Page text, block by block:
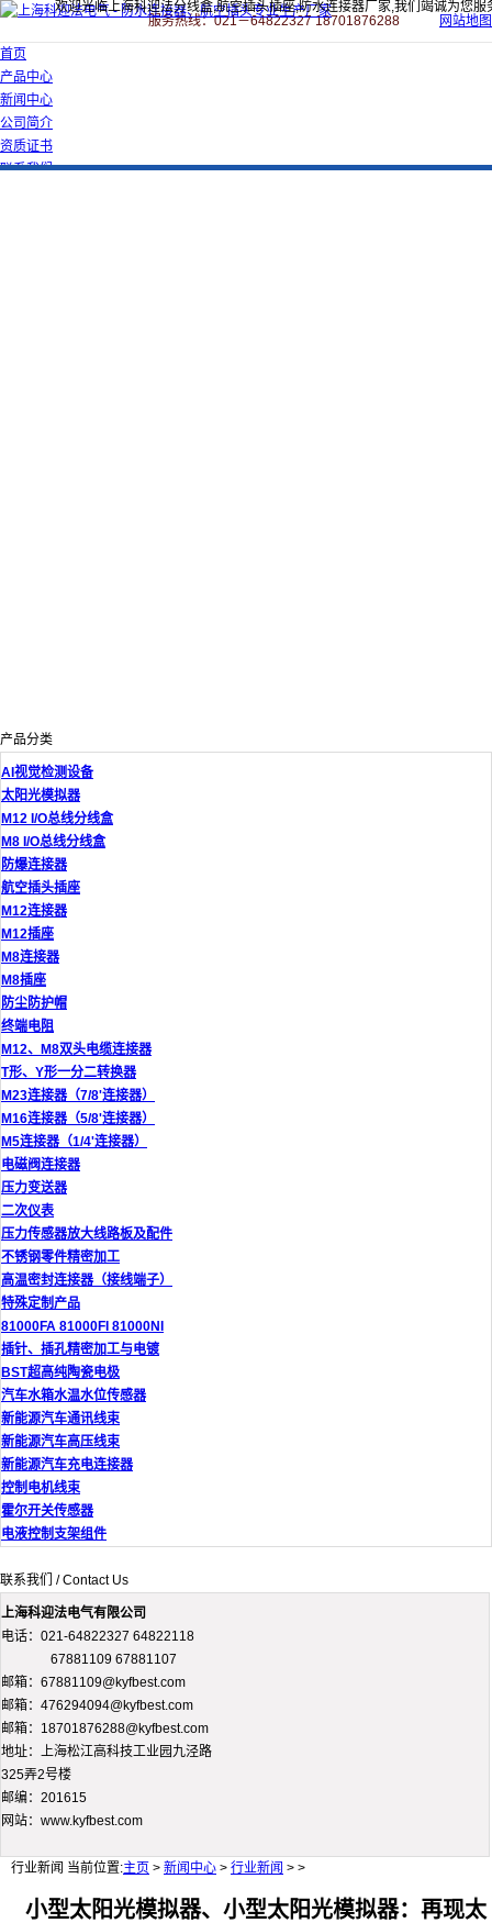
欢迎光临上海科迎法分线盒,航空插头插座,防水连接器厂家,我们竭诚为您服
服务热线：021－64822327 18701876288
网站地图
首页
产品中心
新闻中心
公司简介
资质证书
联系我们
产品分类
AI视觉检测设备
太阳光模拟器
M12 I/O总线分线盒
M8 I/O总线分线盒
防爆连接器
航空插头插座
M12连接器
M12插座
M8连接器
M8插座
防尘防护帽
终端电阻
M12、M8双头电缆连接器
T形、Y形一分二转换器
M23连接器（7/8'连接器）
M16连接器（5/8'连接器）
M5连接器（1/4'连接器）
电磁阀连接器
压力变送器
二次仪表
压力传感器放大线路板及配件
不锈钢零件精密加工
高温密封连接器（接线端子）
特殊定制产品
81000FA 81000FI 81000NI
插针、插孔精密加工与电镀
BST超高纯陶瓷电极
汽车水箱水温水位传感器
新能源汽车通讯线束
新能源汽车高压线束
新能源汽车充电连接器
控制电机线束
霍尔开关传感器
电液控制支架组件
联系我们 / Contact Us
上海科迎法电气有限公司
电话：021-64822327 64822118
67881109 67881107
邮箱：67881109@kyfbest.com
邮箱：476294094@kyfbest.com
邮箱：18701876288@kyfbest.com
地址：上海松江高科技工业园九泾路
325弄2号楼
邮编：201615
网站：www.kyfbest.com
行业新闻 当前位置:主页 > 新闻中心 > 行业新闻 > >
小型太阳光模拟器、小型太阳光模拟器：再现太